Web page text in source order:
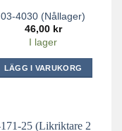
03-4030 (Nållager)
46,00 kr
I lager
LÄGG I VARUKORG